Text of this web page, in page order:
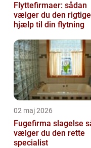
Flyttefirmaer: sådan
vælger du den rigtige
hjælp til din flytning
02 maj 2026
Fugefirma slagelse sådan
vælger du den rette
specialist